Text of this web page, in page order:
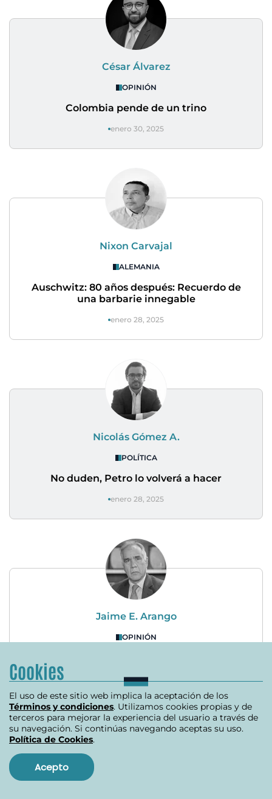
César Álvarez
OPINIÓN
Colombia pende de un trino
enero 30, 2025
Nixon Carvajal
ALEMANIA
Auschwitz: 80 años después: Recuerdo de
una barbarie innegable
enero 28, 2025
Nicolás Gómez A.
POLÍTICA
No duden, Petro lo volverá a hacer
enero 28, 2025
Jaime E. Arango
OPINIÓN
enero 27, 2025
Cookies
El uso de este sitio web implica la aceptación de los
Términos y condiciones. Utilizamos cookies propias y de
terceros para mejorar la experiencia del usuario a través de
su navegación. Si continúas navegando aceptas su uso.
Política de Cookies.
Acepto